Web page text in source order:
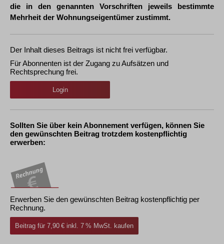
die in den genannten Vorschriften jeweils bestimmte
Mehrheit der Wohnungseigentümer zustimmt.
Der Inhalt dieses Beitrags ist nicht frei verfügbar.
Für Abonnenten ist der Zugang zu Aufsätzen und
Rechtsprechung frei.
Login
Sollten Sie über kein Abonnement verfügen, können Sie
den gewünschten Beitrag trotzdem kostenpflichtig
erwerben:
Erwerben Sie den gewünschten Beitrag kostenpflichtig per
Rechnung.
Beitrag für 7,90 € inkl. 7 % MwSt. kaufen